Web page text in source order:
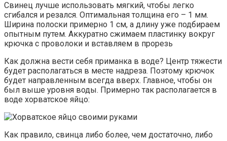
Свинец лучше использовать мягкий, чтобы легко
сгибался и резался. Оптимальная толщина его – 1 мм.
Ширина полоски примерно 1 см, а длину уже подбираем
опытным путем. Аккуратно сжимаем пластинку вокруг
крючка с проволоки и вставляем в прорезь
Как должна вести себя приманка в воде? Центр тяжести
будет располагаться в месте надреза. Поэтому крючок
будет направленным всегда вверх. Главное, чтобы он
был выше уровня воды. Примерно так располагается в
воде хорватское яйцо:
Как правило, свинца либо более, чем достаточно, либо